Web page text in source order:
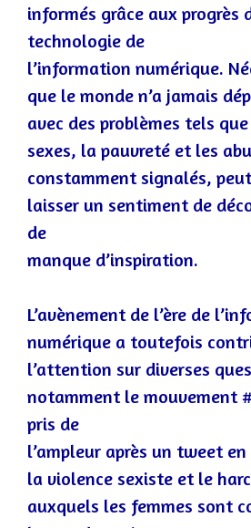
informés grâce aux progrès
technologie de
l’information numérique.
que le monde n’a jamais
avec des problèmes tels
sexes, la pauvreté et les
constamment signalés,
laisser un sentiment de
de
manque d’inspiration.
L’avènement de l’ère de
numérique a toutefois
l’attention sur diverses
notamment le mouvement
pris de
l’ampleur après un tweet en
la violence sexiste et le
auxquels les femmes sont